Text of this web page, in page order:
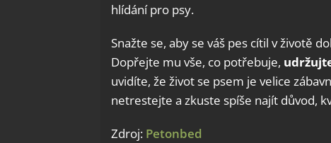
hlídání pro psy.
Snažte se, aby se váš pes cítil v životě
Dopřejte mu vše, co potřebuje,
uvidíte, že život se psem je velice
netrestejte a zkuste spíše najít důvod,
Zdroj: Petonbed